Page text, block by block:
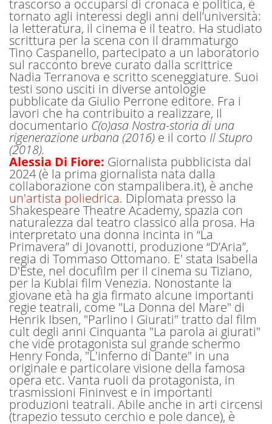
trascorso a occuparsi di cronaca e politica, è
tornato agli interessi degli anni dell’università:
la letteratura, il cinema e il teatro. Ha studiato
scrittura per la scena con il drammaturgo
Tino Caspanello, partecipato a un laboratorio
sul racconto breve curato dalla scrittrice
Nadia Terranova e scritto sceneggiature. Suoi
testi sono usciti in diverse antologie
pubblicate da Giulio Perrone editore. Fra i
lavori che ha contribuito a realizzare, Il
documentario C(o)asa Nostra-storia di una
rigenerazione urbana (2016) e il corto Il Stupro
(2018).
Alessia Di Fiore: Giornalista pubblicista dal
2024 (è la prima giornalista nata dalla
collaborazione con stampalibera.it), è anche
un'artista poliedrica. Diplomata presso la
Shakespeare Theatre Academy, spazia con
naturalezza dal teatro classico alla prosa. Ha
interpretato una donna incinta in “La
Primavera” di Jovanotti, produzione “D’Aria”,
regia di Tommaso Ottomano. E' stata Isabella
D'Este, nel docufilm per il cinema su Tiziano,
per la Kublai film Venezia. Nonostante la
giovane età ha gia firmato alcune importanti
regie teatrali, come "La Donna del Mare" di
Henrik Ibsen, "Parlino i Giurati" tratto dal film
cult degli anni Cinquanta "La parola ai giurati"
che vide protagonista sul grande schermo
Henry Fonda, "L'inferno di Dante" in una
originale e particolare visione della famosa
opera etc. Vanta ruoli da protagonista, in
trasmissioni Fininvest e in importanti
produzioni teatrali. Abile anche in arti circensi
(trapezio tessuto cerchio e pole dance), è